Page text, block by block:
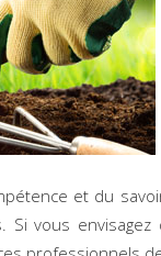
et du
vous envisagez